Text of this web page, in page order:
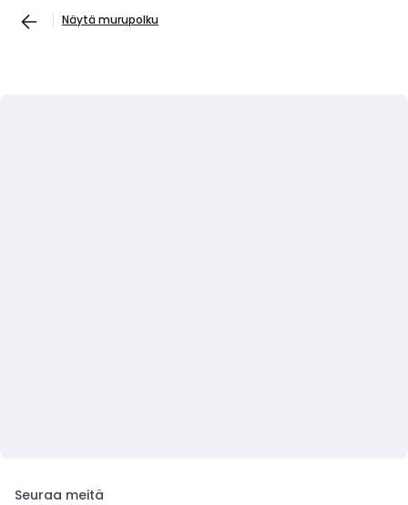
Näytä murupolku
Seuraa meitä